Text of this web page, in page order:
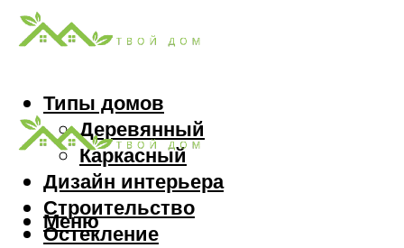
Типы домов
Деревянный
Каркасный
Дизайн интерьера
Строительство
Остекление
Меню